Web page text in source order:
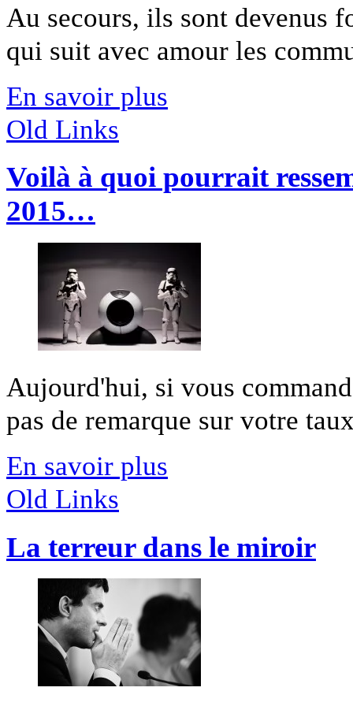
Au secours, ils sont devenus
qui suit avec amour les
En savoir plus
Old Links
Voilà à quoi pourrait
2015…
Aujourd'hui, si vous
pas de remarque sur votre
En savoir plus
Old Links
La terreur dans le miroir